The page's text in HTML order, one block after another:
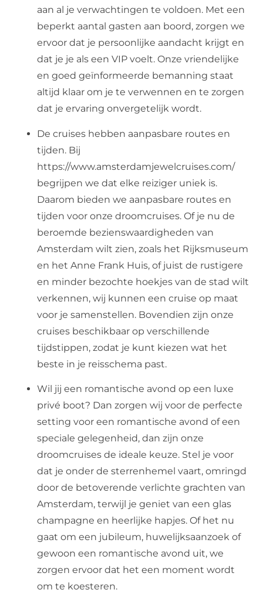
aan al je verwachtingen te voldoen. Met een
beperkt aantal gasten aan boord, zorgen we
ervoor dat je persoonlijke aandacht krijgt en
dat je je als een VIP voelt. Onze vriendelijke
en goed geïnformeerde bemanning staat
altijd klaar om je te verwennen en te zorgen
dat je ervaring onvergetelijk wordt.
De cruises hebben aanpasbare routes en
tijden. Bij
https://www.amsterdamjewelcruises.com/
begrijpen we dat elke reiziger uniek is.
Daarom bieden we aanpasbare routes en
tijden voor onze droomcruises. Of je nu de
beroemde bezienswaardigheden van
Amsterdam wilt zien, zoals het Rijksmuseum
en het Anne Frank Huis, of juist de rustigere
en minder bezochte hoekjes van de stad wilt
verkennen, wij kunnen een cruise op maat
voor je samenstellen. Bovendien zijn onze
cruises beschikbaar op verschillende
tijdstippen, zodat je kunt kiezen wat het
beste in je reisschema past.
Wil jij een romantische avond op een luxe
privé boot? Dan zorgen wij voor de perfecte
setting voor een romantische avond of een
speciale gelegenheid, dan zijn onze
droomcruises de ideale keuze. Stel je voor
dat je onder de sterrenhemel vaart, omringd
door de betoverende verlichte grachten van
Amsterdam, terwijl je geniet van een glas
champagne en heerlijke hapjes. Of het nu
gaat om een jubileum, huwelijksaanzoek of
gewoon een romantische avond uit, we
zorgen ervoor dat het een moment wordt
om te koesteren.